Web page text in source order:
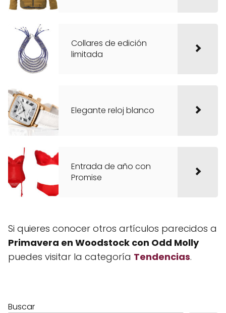
Collares de edición
limitada
Elegante reloj blanco
Entrada de año con
Promise
Si quieres conocer otros artículos parecidos a
Primavera en Woodstock con Odd Molly
puedes visitar la categoría Tendencias.
Buscar